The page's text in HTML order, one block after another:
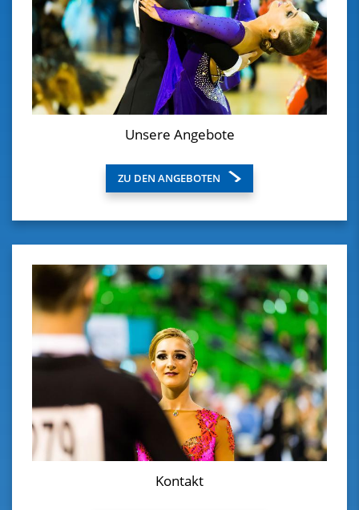
Unsere Angebote
ZU DEN ANGEBOTEN
Kontakt